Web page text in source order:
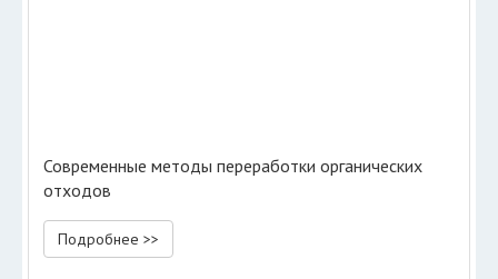
Современные методы переработки органических
отходов
Подробнее >>